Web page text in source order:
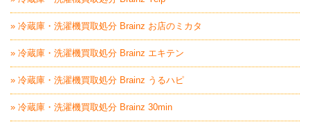
» 冷蔵庫・洗濯機買取処分 Brainz お店のミカタ
» 冷蔵庫・洗濯機買取処分 Brainz エキテン
» 冷蔵庫・洗濯機買取処分 Brainz うるハピ
» 冷蔵庫・洗濯機買取処分 Brainz 30min